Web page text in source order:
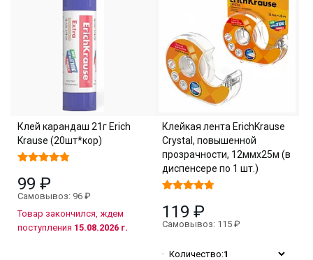
Клей карандаш 21г Erich
Krause (20шт*кор)
99 ₽
Самовывоз: 96 ₽
Товар закончился, ждем
поступления 15.08.2026 г.
Клейкая лента ErichKrause
Crystal, повышенной
прозрачности, 12ммх25м (в
диспенсере по 1 шт.)
119 ₽
Самовывоз: 115 ₽
Количество:1